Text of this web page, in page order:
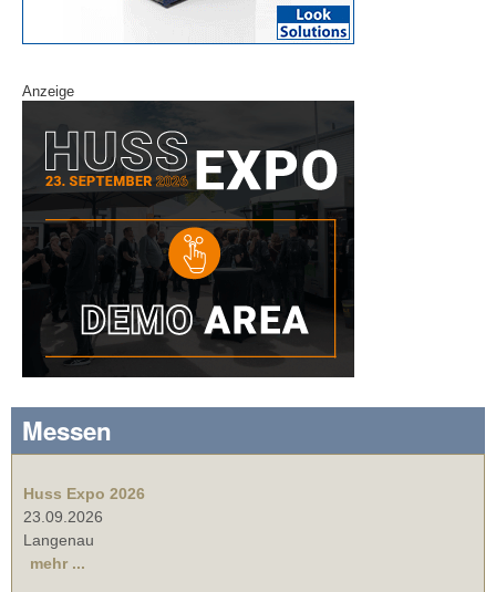
Anzeige
Messen
Huss Expo 2026
23.09.2026
Langenau
mehr ...